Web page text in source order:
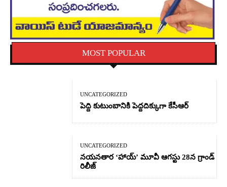
MOST POPULAR
UNCATEGORIZED
పెద్ది కుటుంబానికి పెద్దదిక్కుగా కేసీఆర్
UNCATEGORIZED
నయనతార ‘హాయ్’ మూవీ ఆగస్టు 28న గ్రాండ్
రిలీజ్